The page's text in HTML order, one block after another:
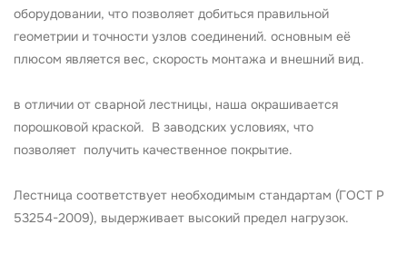
оборудовании, что позволяет добиться правильной
геометрии и точности узлов соединений. основным её
плюсом является вес, скорость монтажа и внешний вид.
в отличии от сварной лестницы, наша окрашивается
порошковой краской. В заводских условиях, что
позволяет получить качественное покрытие.
Лестница соответствует необходимым стандартам (ГОСТ Р
53254-2009), выдерживает высокий предел нагрузок.